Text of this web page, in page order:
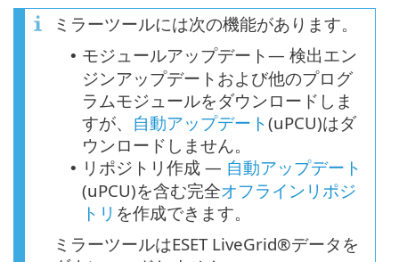
ミラーツールには次の機能があります。
• モジュールアップデート— 検出エン
ジンアップデートおよび他のプログ
ラムモジュールをダウンロードしま
すが、 自動アップデート(uPCU)はダ
ウンロードしません。
• リポジトリ作成 — 自動アップデート
(uPCU)を含む完全オフラインリポジ
トリ を作成できます。
ミラーツールはESET LiveGrid®データを